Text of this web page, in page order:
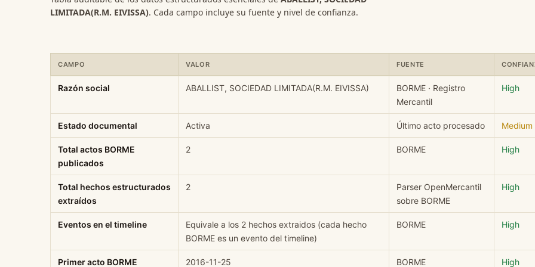
LIMITADA(R.M. EIVISSA). Cada campo incluye su fuente y nivel de confianza.
Ficha rápida de datos estructurados de ABALLIST, SOCIEDAD LIMITADA(R.M. EIVISSA): campo, valor, fuente y nivel de
CAMPO VALOR FUENTE
Razón social ABALLIST, SOCIEDAD LIMITADA(R.M. EIVISSA)
BORME · Registro
Mercantil
High
Estado documental Activa Último acto procesado Medium
Total actos BORME
publicados
2 BORME High
Total hechos estructurados
extraídos
2
Parser OpenMercantil
sobre BORME
High
Eventos en el timeline
Equivale a los 2 hechos extraidos (cada hecho
BORME es un evento del timeline)
BORME High
Primer acto BORME 2016-11-25 BORME High